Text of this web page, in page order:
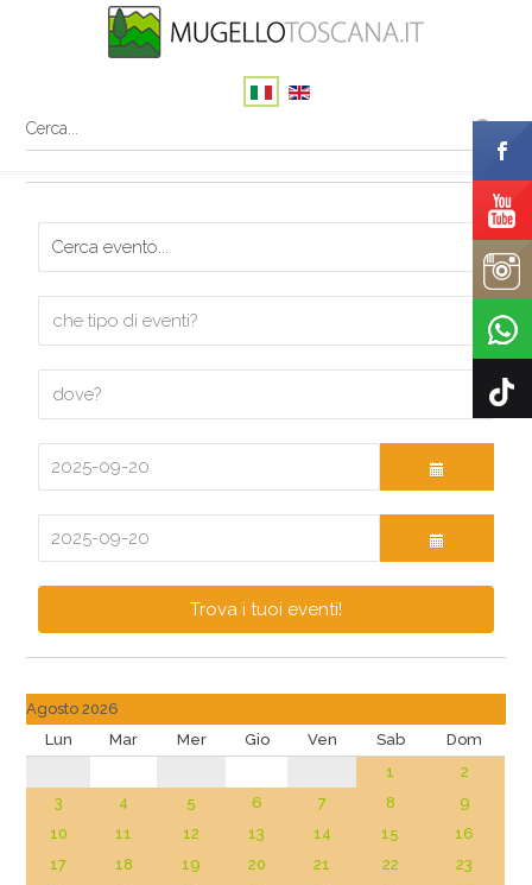
Trova i tuoi eventi!
Agosto 2026
Lun
Mar Mer Gio Ven Sab
Dom
1
2
3
4 5 6 7 8
9
10
11 12 13 14 15
16
17
18 19 20 21 22
23